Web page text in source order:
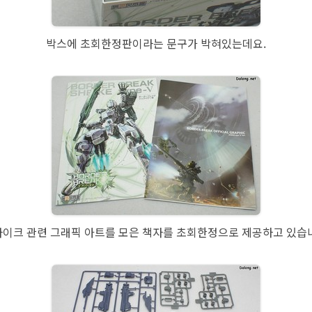
박스에 초회한정판이라는 문구가 박혀있는데요.
크 관련 그래픽 아트를 모은 책자를 초회한정으로 제공하고 있습